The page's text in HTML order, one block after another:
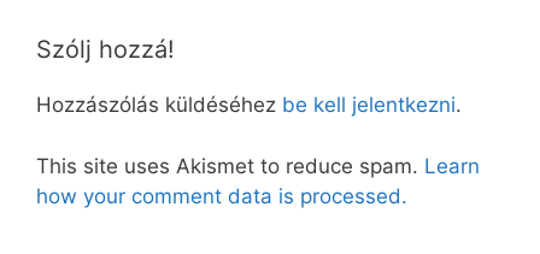
Szólj hozzá!
Hozzászólás küldéséhez be kell jelentkezni.
This site uses Akismet to reduce spam. Learn
how your comment data is processed.